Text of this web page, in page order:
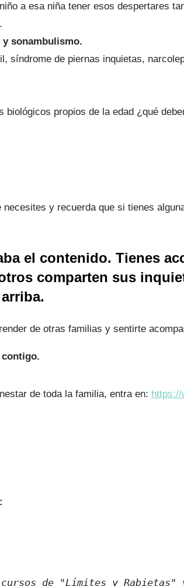
a esa niña tener esos despertares
sonambulismo.
síndrome de piernas inquietas,
propios de la edad ¿qué
y recuerda que si tienes
el contenido. Tienes
comparten sus
de otras familias y sentirte
de toda la familia, entra en: https://
de "Límites y Rabietas"